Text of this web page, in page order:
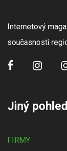
Internetový
současnosti
Jiný pohled
FIRMY